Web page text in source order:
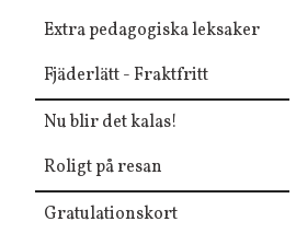
Extra pedagogiska leksaker
Fjäderlätt - Fraktfritt
Nu blir det kalas!
Roligt på resan
Gratulationskort